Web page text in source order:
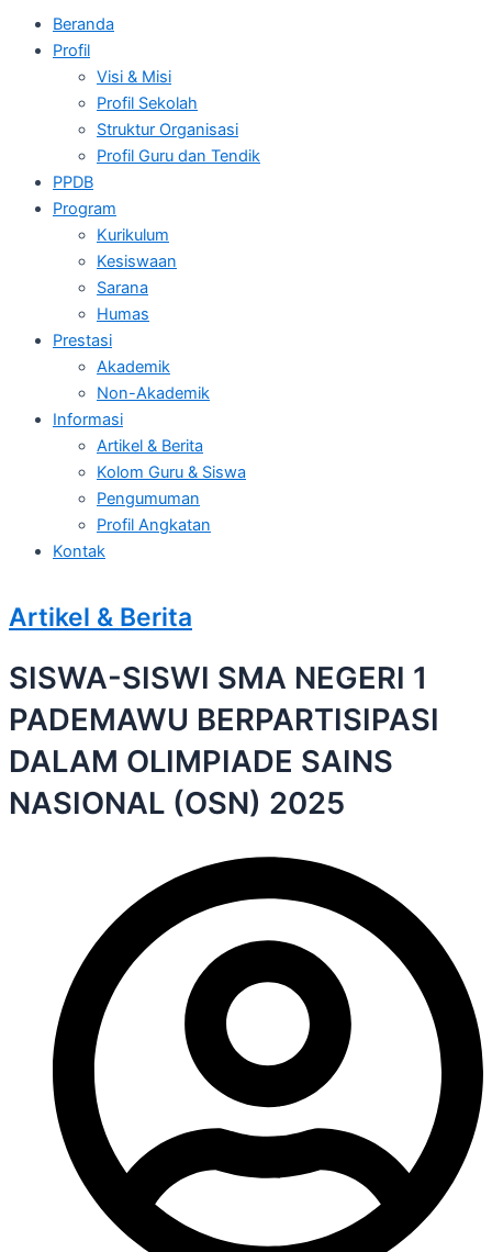
Beranda
Profil
Visi & Misi
Profil Sekolah
Struktur Organisasi
Profil Guru dan Tendik
PPDB
Program
Kurikulum
Kesiswaan
Sarana
Humas
Prestasi
Akademik
Non-Akademik
Informasi
Artikel & Berita
Kolom Guru & Siswa
Pengumuman
Profil Angkatan
Kontak
Artikel & Berita
SISWA-SISWI SMA NEGERI 1
PADEMAWU BERPARTISIPASI
DALAM OLIMPIADE SAINS
NASIONAL (OSN) 2025